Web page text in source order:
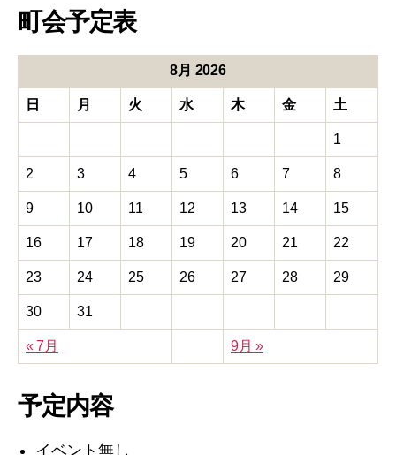
町会予定表
8月 2026
日 月 火 水 木 金 土
1
2 3 4 5 6 7 8
9 10 11 12 13 14 15
16 17 18 19 20 21 22
23 24 25 26 27 28 29
30 31
« 7月 9月 »
予定内容
イベント無し